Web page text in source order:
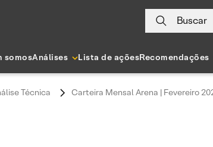
Buscar
somosAnálises Lista de açõesRecomendações
Técnica Carteira Mensal Arena | Fevereiro